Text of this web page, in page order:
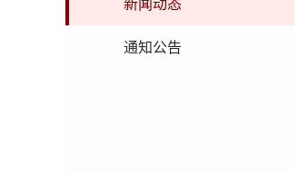
新闻动态
通知公告